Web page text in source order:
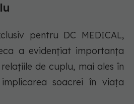
pentru DC MEDICAL,
a evidențiat importanța
de cuplu, mai ales în
soacrei în viața